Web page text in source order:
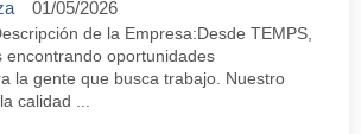
01/05/2026
de la Empresa:Desde TEMPS,
encontrando oportunidades
la gente que busca trabajo. Nuestro
calidad ...